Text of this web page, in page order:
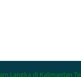
Langka di Kalimantan